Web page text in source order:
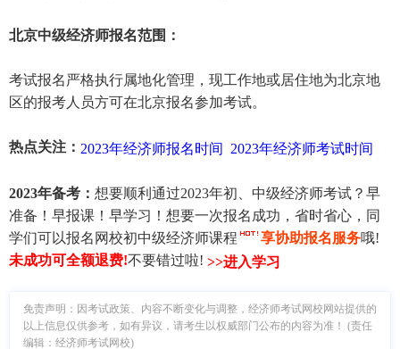
北京中级经济师报名范围：
考试报名严格执行属地化管理，现工作地或居住地为北京地
区的报考人员方可在北京报名参加考试。
热点关注： 2023年经济师报名时间 2023年经济师考试时间
2023年备考： 想要顺利通过2023年初、中级经济师考试？早
准备！早报课！早学习！想要一次报名成功，省时省心，同
学们可以报名网校初中级经济师课程
享协助报名服务哦!
未成功可全额退费!不要错过啦! >>进入学习
免责声明：因考试政策、内容不断变化与调整，经济师考试网校网站提供的
以上信息仅供参考，如有异议，请考生以权威部门公布的内容为准！ (责任
编辑：经济师考试网校)